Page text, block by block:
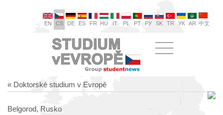
EN CS DE ES FR HU IT PL PT РУ SK TR УК AR 中文
« Doktorské studium v Evropě
Belgorod, Rusko